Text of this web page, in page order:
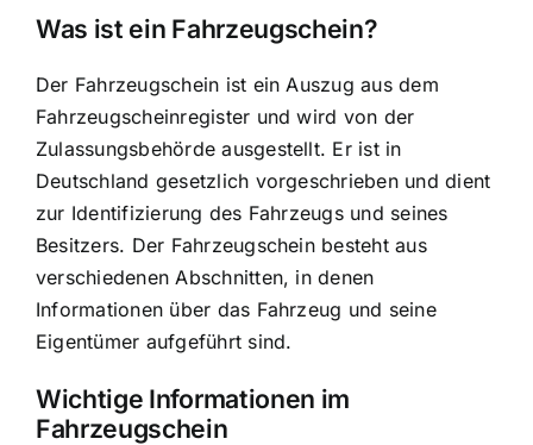
Was ist ein Fahrzeugschein?
Der Fahrzeugschein ist ein Auszug aus dem
Fahrzeugscheinregister und wird von der
Zulassungsbehörde ausgestellt. Er ist in
Deutschland gesetzlich vorgeschrieben und dient
zur Identifizierung des Fahrzeugs und seines
Besitzers. Der Fahrzeugschein besteht aus
verschiedenen Abschnitten, in denen
Informationen über das Fahrzeug und seine
Eigentümer aufgeführt sind.
Wichtige Informationen im
Fahrzeugschein